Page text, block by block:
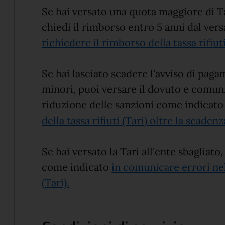
Se hai versato una quota maggiore di
chiedi il rimborso entro 5 anni dal
richiedere il rimborso della tassa
Se hai lasciato scadere l'avviso di
minori, puoi versare il dovuto e
riduzione delle sanzioni come
della tassa rifiuti (Tari) oltre la
Se hai versato la Tari all'ente
come indicato in comunicare errori
(Tari).